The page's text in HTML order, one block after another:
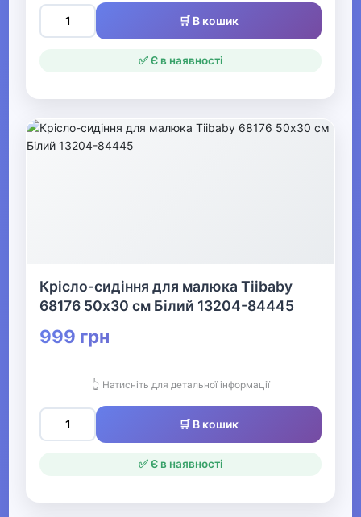
Дошки для малювання
Столи для творчості
▶
Для найменших
Конструктори LEGO
▶ Офіс, школа, книги
🛒 В кошик
✅ Є в наявності
Крісло-сидіння для малюка Tiibaby
68176 50х30 см Білий 13204-84445
999 грн
👆 Натисніть для детальної інформації
🛒 В кошик
✅ Є в наявності